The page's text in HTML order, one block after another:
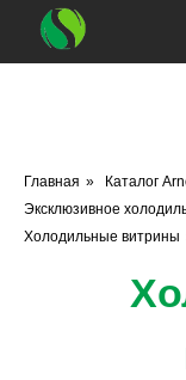
Главная » Каталог
Эксклюзивное
Холодильные витрины